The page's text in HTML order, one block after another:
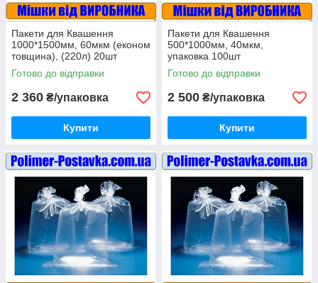
Пакети для Квашення
1000*1500мм, 60мкм (економ
товщина), (220л) 20шт
Готово до відправки
2 360 ₴/упаковка
Купити
Пакети для Квашення
500*1000мм, 40мкм,
упаковка 100шт
Готово до відправки
2 500 ₴/упаковка
Купити